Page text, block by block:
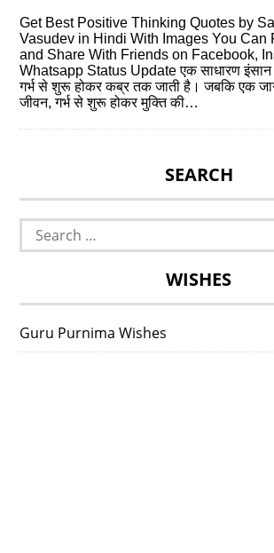
Get Best Positive Thinking Quotes by
Vasudev in Hindi With Images You Can
and Share With Friends on Facebook,
Whatsapp Status Update एक साधारण इंसान
गर्भ से शुरू होकर कब्र तक जाती है। जबकि एक
जीवन, गर्भ से शुरू होकर मुक्ति की…
SEARCH
Search
for:
WISHES
Guru Purnima Wishes